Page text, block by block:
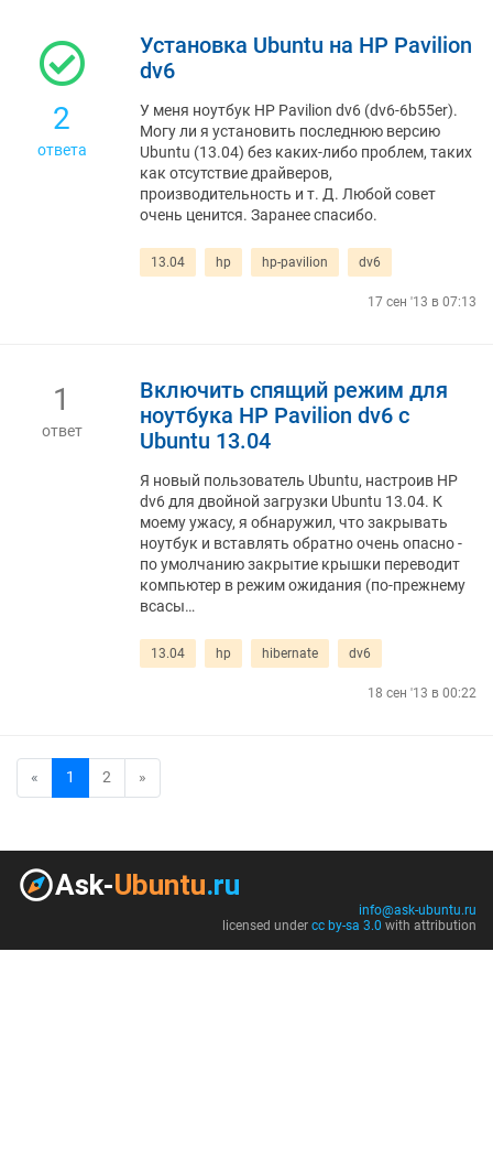
2
ответа
Установка Ubuntu на HP Pavilion
dv6
У меня ноутбук HP Pavilion dv6 (dv6-6b55er).
Могу ли я установить последнюю версию
Ubuntu (13.04) без каких-либо проблем, таких
как отсутствие драйверов,
производительность и т. Д. Любой совет
очень ценится. Заранее спасибо.
13.04 hp hp-pavilion dv6
17 сен '13 в 07:13
1
ответ
Включить спящий режим для
ноутбука HP Pavilion dv6 с
Ubuntu 13.04
Я новый пользователь Ubuntu, настроив HP
dv6 для двойной загрузки Ubuntu 13.04. К
моему ужасу, я обнаружил, что закрывать
ноутбук и вставлять обратно очень опасно -
по умолчанию закрытие крышки переводит
компьютер в режим ожидания (по-прежнему
всасы…
13.04 hp hibernate dv6
18 сен '13 в 00:22
« 1 2 »
info@ask-ubuntu.ru
licensed under cc by-sa 3.0 with attribution